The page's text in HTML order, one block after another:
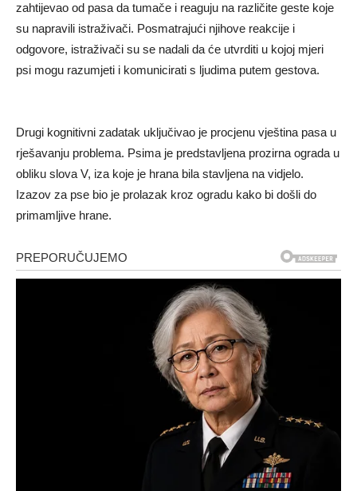
zahtijevao od pasa da tumače i reaguju na različite geste koje
su napravili istraživači. Posmatrajući njihove reakcije i
odgovore, istraživači su se nadali da će utvrditi u kojoj mjeri
psi mogu razumjeti i komunicirati s ljudima putem gestova.
Drugi kognitivni zadatak uključivao je procjenu vještina pasa u
rješavanju problema. Psima je predstavljena prozirna ograda u
obliku slova V, iza koje je hrana bila stavljena na vidjelo.
Izazov za pse bio je prolazak kroz ogradu kako bi došli do
primamljive hrane.